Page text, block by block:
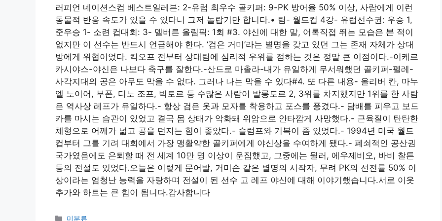
러피언 네이션스컵 베스트일레븐: 2-유럽 최우수 골키퍼: 9-PK 방어율 50% 이상, 사람에게 이런
동물적 반응 속도가 있을 수 있다니 그저 놀랍기만 합니다.• 팀- 월드컵 4강- 유럽선수권: 우승 1,
준우승 1- 소련 컵대회: 3- 멜버른 올림픽: 1회 #3. 야신에 대한 말, 어록직접 뛰는 모습은 본 적이
없지만 이 선수는 반드시 언급해야 한다. ‘검은 거미’라는 별명을 갖고 있던 그는 존재 자체가 상대
방에게 위협이었다. 킥오프 전부터 상대팀에 심리적 우위를 점하는 것은 정말 큰 이점이다.-이케르
카시야스-야신은 나보다 축구를 잘한다.-산드로 마촐라-내가 유일하게 무서워했던 골키퍼-펠레-
사각지대의 공은 아무도 막을 수 없다. 그러나 나는 막을 수 있다#4. 또 다른 내용- 올리버 칸, 마누
엘 노이어, 부폰, 디노 조프, 빅토르 등 수많은 사람이 발롱도르 2, 3위를 차지했지만 1위를 한 사람
은 역사상 레프가 유일하다.- 항상 검은 옷과 모자를 착용하고 포스를 풍겼다.- 담배를 피우고 보드
카를 마시는 습관이 있었고 결국 몸 상태가 악화돼 위암으로 안타깝게 사망했다.- 근육질이 탄탄한
체형으로 어깨가 넓고 공을 던지는 힘이 좋았다.- 슬럼프와 기복이 좀 있었다.- 1994년 미국 월드
컵부터 그를 기려 대회에서 가장 맹활약한 골키퍼에게 야신상을 수여하게 됐다.- 폐쇠적인 공산권
국가였음에도 은퇴할 때 전 세계 10만 명 이상이 운집했고, 그중에는 뮐러, 에우제비오, 바비 찰튼
등의 전설도 있었다.오늘은 이렇게 문어발, 거미손 같은 별명의 시작자, 무려 PK의 선전률 50% 이
상이라는 엄청난 능력을 자랑하며 전설이 된 선수 고 레프 야신에 대해 이야기했습니다.서로 이웃
추가와 하트는 큰 힘이 됩니다.감사합니다
Categories
미분류